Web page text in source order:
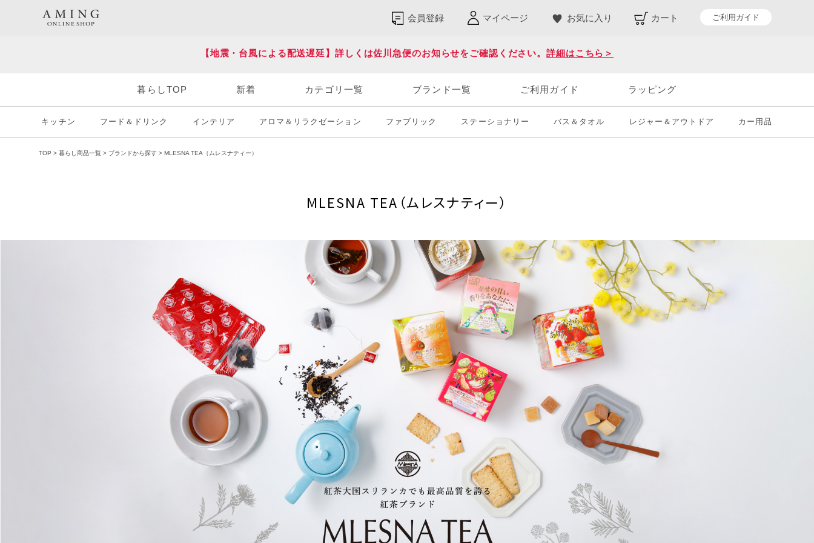
会員登録 マイページ お気に入り カート ご利用ガイド
HOT KEY WORD
【地震・台風による配送遅延】詳しくは佐川急便のお知らせをご確認ください。詳細はこちら＞
暮らしTOP 新着 カテゴリ一覧 ブランド一覧 ご利用ガイド ラッピング
キッチン フード＆ドリンク インテリア アロマ＆リラクゼーション ファブリック ステーショナリー バス＆タオル レジャー＆アウトドア カー用品
TOP 暮らし商品一覧 ブランドから探す MLESNA TEA（ムレスナティー）
MLESNA TEA（ムレスナティー）